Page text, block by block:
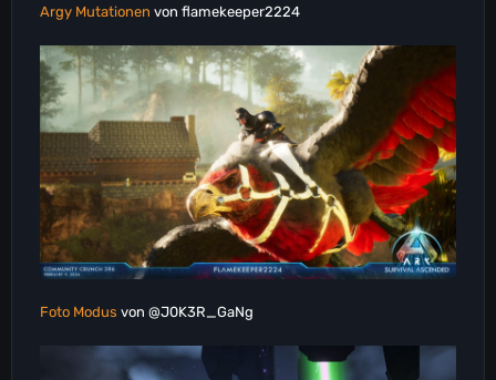
Argy Mutationen von flamekeeper2224
Foto Modus von @J0K3R_GaNg